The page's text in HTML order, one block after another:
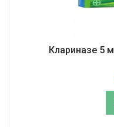
Клариназе 5